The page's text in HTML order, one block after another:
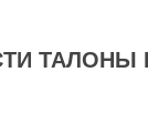
ТАЛОНЫ